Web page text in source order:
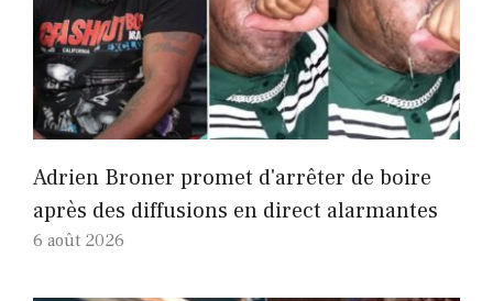
Adrien Broner promet d'arrêter de boire
après des diffusions en direct alarmantes
6 août 2026